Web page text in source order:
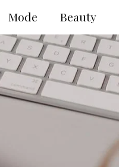
Beauty
Mode